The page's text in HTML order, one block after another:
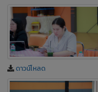
ดาวน์โหลด